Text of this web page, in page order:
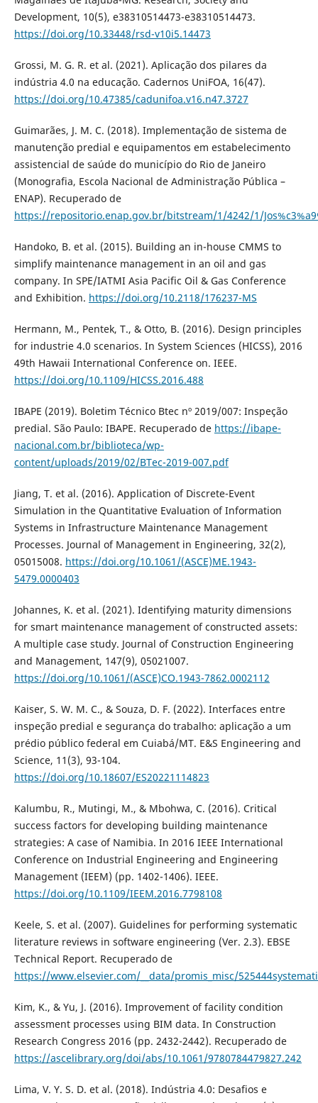
Development, 10(5), e38310514473-e38310514473.
https://doi.org/10.33448/rsd-v10i5.14473
Grossi, M. G. R. et al. (2021). Aplicação dos pilares da
indústria 4.0 na educação. Cadernos UniFOA, 16(47).
https://doi.org/10.47385/cadunifoa.v16.n47.3727
Guimarães, J. M. C. (2018). Implementação de sistema de
manutenção predial e equipamentos em estabelecimento
assistencial de saúde do município do Rio de Janeiro
(Monografia, Escola Nacional de Administração Pública –
ENAP). Recuperado de
https://repositorio.enap.gov.br/bitstream/1/4242/1/
Handoko, B. et al. (2015). Building an in-house CMMS to
simplify maintenance management in an oil and gas
company. In SPE/IATMI Asia Pacific Oil & Gas Conference
and Exhibition. https://doi.org/10.2118/176237-MS
Hermann, M., Pentek, T., & Otto, B. (2016). Design principles
for industrie 4.0 scenarios. In System Sciences (HICSS), 2016
49th Hawaii International Conference on. IEEE.
https://doi.org/10.1109/HICSS.2016.488
IBAPE (2019). Boletim Técnico Btec nº 2019/007: Inspeção
predial. São Paulo: IBAPE. Recuperado de https://ibape-
nacional.com.br/biblioteca/wp-
content/uploads/2019/02/BTec-2019-007.pdf
Jiang, T. et al. (2016). Application of Discrete-Event
Simulation in the Quantitative Evaluation of Information
Systems in Infrastructure Maintenance Management
Processes. Journal of Management in Engineering, 32(2),
05015008. https://doi.org/10.1061/(ASCE)ME.1943-
5479.0000403
Johannes, K. et al. (2021). Identifying maturity dimensions
for smart maintenance management of constructed assets:
A multiple case study. Journal of Construction Engineering
and Management, 147(9), 05021007.
https://doi.org/10.1061/(ASCE)CO.1943-7862.0002112
Kaiser, S. W. M. C., & Souza, D. F. (2022). Interfaces entre
inspeção predial e segurança do trabalho: aplicação a um
prédio público federal em Cuiabá/MT. E&S Engineering and
Science, 11(3), 93-104.
https://doi.org/10.18607/ES20221114823
Kalumbu, R., Mutingi, M., & Mbohwa, C. (2016). Critical
success factors for developing building maintenance
strategies: A case of Namibia. In 2016 IEEE International
Conference on Industrial Engineering and Engineering
Management (IEEM) (pp. 1402-1406). IEEE.
https://doi.org/10.1109/IEEM.2016.7798108
Keele, S. et al. (2007). Guidelines for performing systematic
literature reviews in software engineering (Ver. 2.3). EBSE
Technical Report. Recuperado de
https://www.elsevier.com/__data/promis_misc/
Kim, K., & Yu, J. (2016). Improvement of facility condition
assessment processes using BIM data. In Construction
Research Congress 2016 (pp. 2432-2442). Recuperado de
https://ascelibrary.org/doi/abs/10.1061/9780784479827.242
Lima, V. Y. S. D. et al. (2018). Indústria 4.0: Desafios e